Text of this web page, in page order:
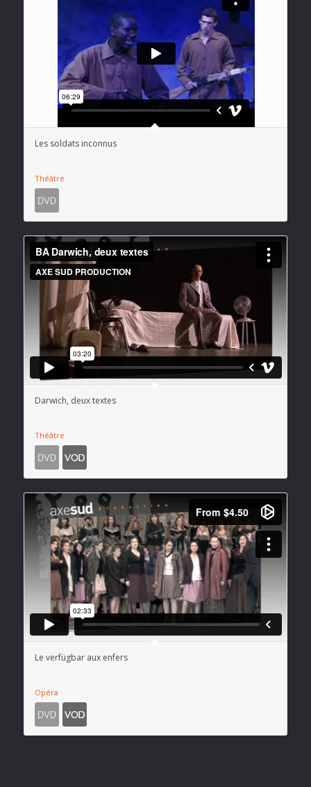
Les soldats inconnus
Théâtre
Darwich, deux textes
Théâtre
Le verfügbar aux enfers
Opéra